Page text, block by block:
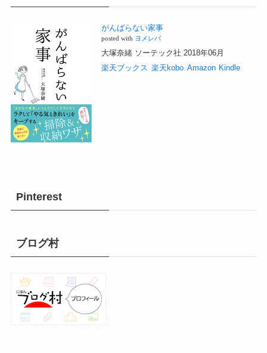
がんばらない家事
posted with ヨメレバ
大塚奈緒 ソーテック社 2018年06月
楽天ブックス 楽天kobo Amazon Kindle
Pinterest
ブログ村